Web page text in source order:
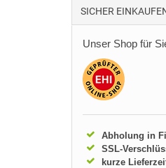
SICHER
Unser Shop für
Abholung in
SSL-
kurze